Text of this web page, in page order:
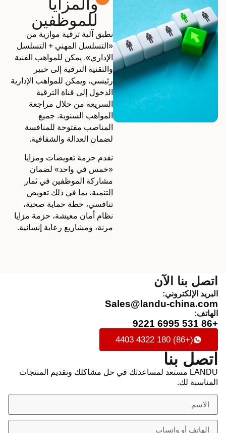
والمزايا
للموظفين
نطبق آلية ترقية موازية من
«التسلسل المهني + التسلسل
الإداري». يمكن للمواهب الفنية
والتقنية الترقية إلى خبير
رئيسي، ويمكن للمواهب الإدارية
الدخول إلى قناة الترقية
السريعة من خلال مراجعة
المواهب السنوية. جميع
المناصب مفتوحة للمنافسة
لضمان العدالة والشفافية.
نقدم حزمة تعويضات ومزايا
«خمس في واحد» لضمان
مشاركة الموظفين في ثمار
التنمية، بما في ذلك تعويض
تنافسي، خطة حماية صحية،
نظام أمان معيشة، حزمة مزايا
مرنة، ومشاريع رعاية إنسانية.
اتصل بنا الآن
البريد الإلكتروني:
Sales@landu-china.com
الهاتف:
+86 531 6995 9221
(+86) 180 4322 4403
اتصل بنا
LANDU مستعد لمساعدتك في حل مشاكلك وتقديم المنتجات
المناسبة لك.